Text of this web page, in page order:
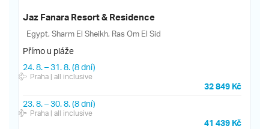
Jaz Fanara Resort & Residence
Egypt, Sharm El Sheikh, Ras Om El Sid
Přímo u pláže
24. 8.–31. 8.(8 dní)
Praha| all inclusive
32 849 Kč
23. 8.–30. 8.(8 dní)
Praha| all inclusive
41 439 Kč